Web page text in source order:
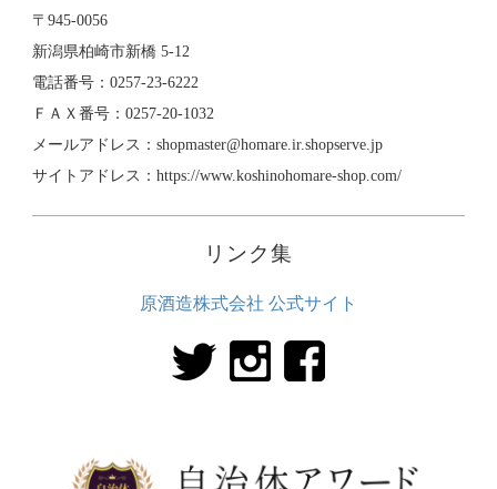
〒945-0056
新潟県柏崎市新橋 5-12
電話番号：0257-23-6222
ＦＡＸ番号：0257-20-1032
メールアドレス：shopmaster@homare.ir.shopserve.jp
サイトアドレス：https://www.koshinohomare-shop.com/
リンク集
原酒造株式会社 公式サイト